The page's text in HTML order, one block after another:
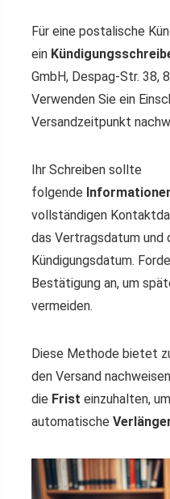
Für eine postalische
ein
GmbH, Despag-Str. 38,
Verwenden Sie ein
Versandzeitpunkt
Ihr Schreiben sollte
folgende
vollständigen
das Vertragsdatum und
Kündigungsdatum.
Bestätigung an, um
vermeiden.
Diese Methode bietet
den Versand
die Frist einzuhalten,
automatische